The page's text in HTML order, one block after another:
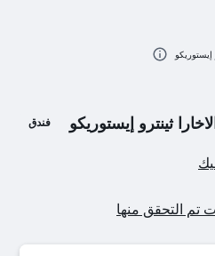
ثينترو إيستوريكو فندق
إيستوريكو